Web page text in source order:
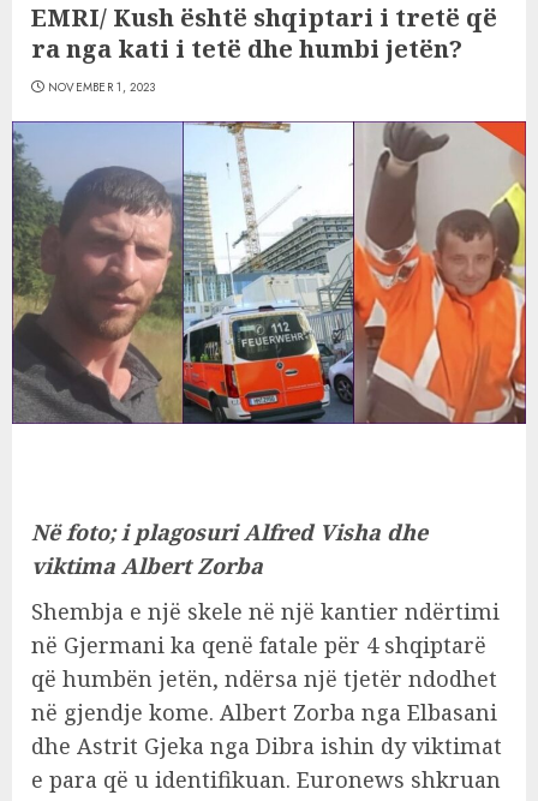
EMRI/ Kush është shqiptari i tretë që
ra nga kati i tetë dhe humbi jetën?
NOVEMBER 1, 2023
Në foto; i plagosuri Alfred Visha dhe
viktima Albert Zorba
Shembja e një skele në një kantier ndërtimi
në Gjermani ka qenë fatale për 4 shqiptarë
që humbën jetën, ndërsa një tjetër ndodhet
në gjendje kome. Albert Zorba nga Elbasani
dhe Astrit Gjeka nga Dibra ishin dy viktimat
e para që u identifikuan. Euronews shkruan